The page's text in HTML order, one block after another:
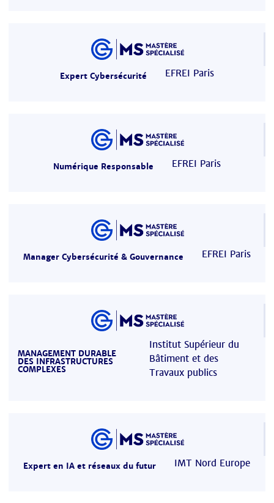
Expert Cybersécurité EFREI Paris
Numérique Responsable EFREI Paris
Manager Cybersécurité & Gouvernance EFREI Paris
MANAGEMENT DURABLE
DES INFRASTRUCTURES
COMPLEXES
Institut Supérieur du
Bâtiment et des
Travaux publics
Expert en IA et réseaux du futur IMT Nord Europe